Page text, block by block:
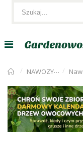
NAWOZY OGRODNICZE Nawozy